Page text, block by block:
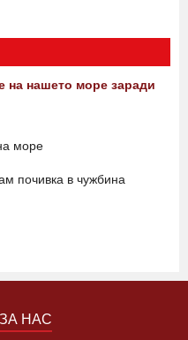
на нашето море заради
море
почивка в чужбина
ЗА НАС